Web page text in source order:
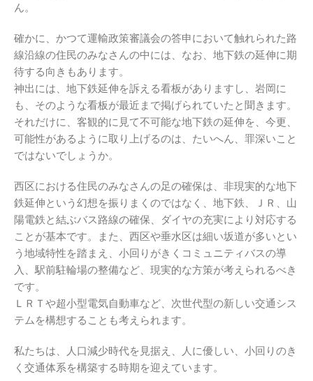
ん。
確かに、かつて運輸政策審議会の答申において触れられた路
線沿線の住民のみなさんの中には、なお、地下鉄の延伸に期
待する向きもあります。
神出には、地下鉄延伸を訴える看板がありますし、岩岡に
も、そのような看板が最近まで掲げられていたと聞きます。
それだけに、客観的に見て不可能な地下鉄の延伸を、今更、
可能性があるように取り上げるのは、たいへん、罪深いこと
ではないでしょうか。
西区における住民のみなさんの足の確保は、非現実的な地下
鉄延伸という幻想を振りまくのではなく、地下鉄、ＪＲ、山
陽電鉄と結ぶバス路線の確保、ダイヤの充実により対応する
ことが基本です。また、西区や垂水区は細い坂道が多いとい
う地域特性を踏まえ、小回りがきくコミュニティバスの導
入、駅前駐輪場の整備など、現実的な方策が考えられるべき
です。
ＬＲＴや超小型電気自動車など、次世代型の新しい交通シス
テムを構想することも考えられます。
私たちは、人口減少時代を見据え、人に優しい、小回りのき
く交通体系を構築する時期を迎えています。